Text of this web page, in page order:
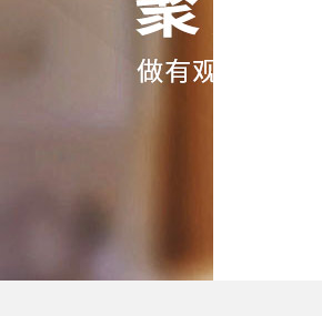
保险杠料架
消声器料架